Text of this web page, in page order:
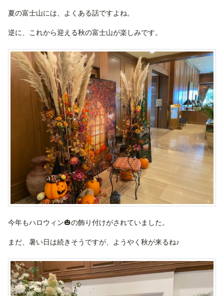
夏の富士山には、よくある話ですよね。
逆に、これから迎える秋の富士山が楽しみです。
今年もハロウィン🎃の飾り付けがされていました。
まだ、暑い日は続きそうですが、ようやく秋が来るね♪